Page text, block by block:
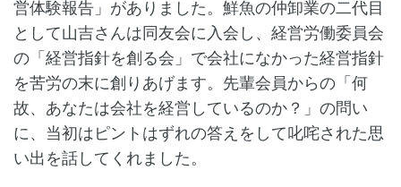
営体験報告」がありました。鮮魚の仲卸業の二代目
として山吉さんは同友会に入会し、経営労働委員会
の「経営指針を創る会」で会社になかった経営指針
を苦労の末に創りあげます。先輩会員からの「何
故、あなたは会社を経営しているのか？」の問い
に、当初はピントはずれの答えをして叱咤された思
い出を話してくれました。